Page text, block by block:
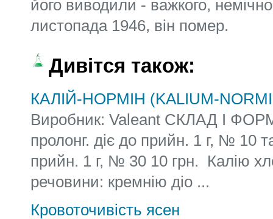
Дивітся також:
КАЛІЙ-НОРМІН (KALIUM-
Виробник: Valeant СКЛАД І
пролонг. діє до прийн. 1 г, № 10
прийн. 1 г, № 30 10 грн. Калію
речовини: кремнію діо ...
Кровоточивість ясен